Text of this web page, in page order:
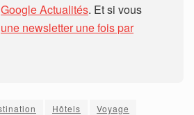
Google Actualités. Et si vous
une newsletter une fois par
Hôtels Voyage